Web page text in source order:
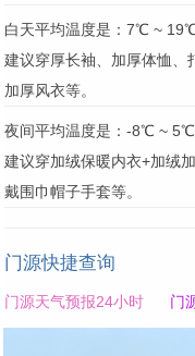
白天平均温度是：7℃ ~ 19℃
建议穿厚长袖、加厚体恤、
加厚风衣等。
夜间平均温度是：-8℃ ~ 5℃
建议穿加绒保暖内衣+加绒
戴围巾帽子手套等。
门源快捷查询
门源天气预报24小时 门